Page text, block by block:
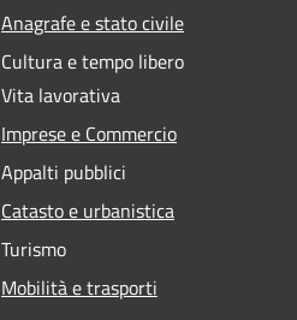
Anagrafe e stato civile
Cultura e tempo libero
Vita lavorativa
Imprese e Commercio
Appalti pubblici
Catasto e urbanistica
Turismo
Mobilità e trasporti